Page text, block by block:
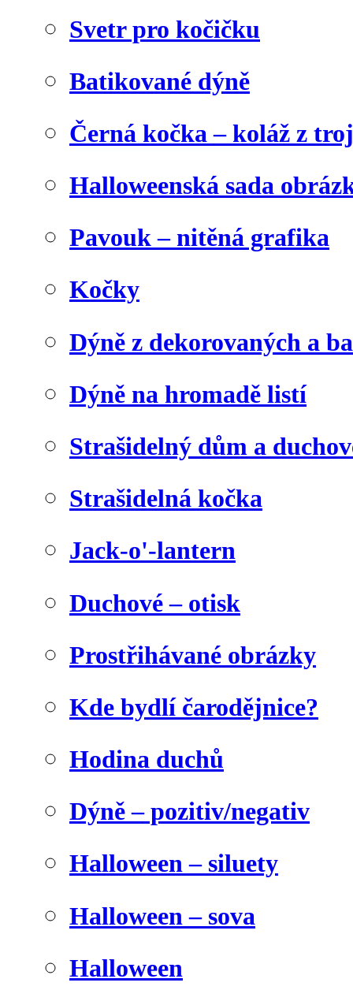
Svetr pro kočičku
Batikované dýně
Černá kočka – koláž z
Halloweenská sada
Pavouk – nitěná grafika
Kočky
Dýně z dekorovaných a
Dýně na hromadě listí
Strašidelný dům a
Strašidelná kočka
Jack-o'-lantern
Duchové – otisk
Prostřihávané obrázky
Kde bydlí čarodějnice?
Hodina duchů
Dýně – pozitiv/negativ
Halloween – siluety
Halloween – sova
Halloween